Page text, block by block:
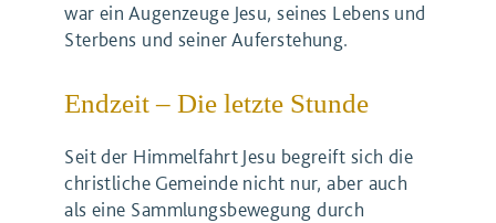
war ein Augenzeuge Jesu, seines Lebens und
Sterbens und seiner Auferstehung.
Endzeit – Die letzte Stunde
Seit der Himmelfahrt Jesu begreift sich die
christliche Gemeinde nicht nur, aber auch
als eine Sammlungsbewegung durch